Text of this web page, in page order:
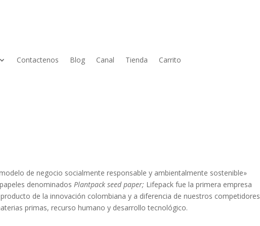
Contactenos Blog Canal Tienda Carrito
de negocio socialmente responsable y ambientalmente sostenible»
denominados Plantpack seed paper; Lifepack fue la primera empresa
de la innovación colombiana y a diferencia de nuestros competidores
primas, recurso humano y desarrollo tecnológico.